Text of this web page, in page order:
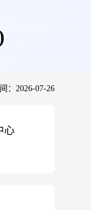
：2026-07-26
心